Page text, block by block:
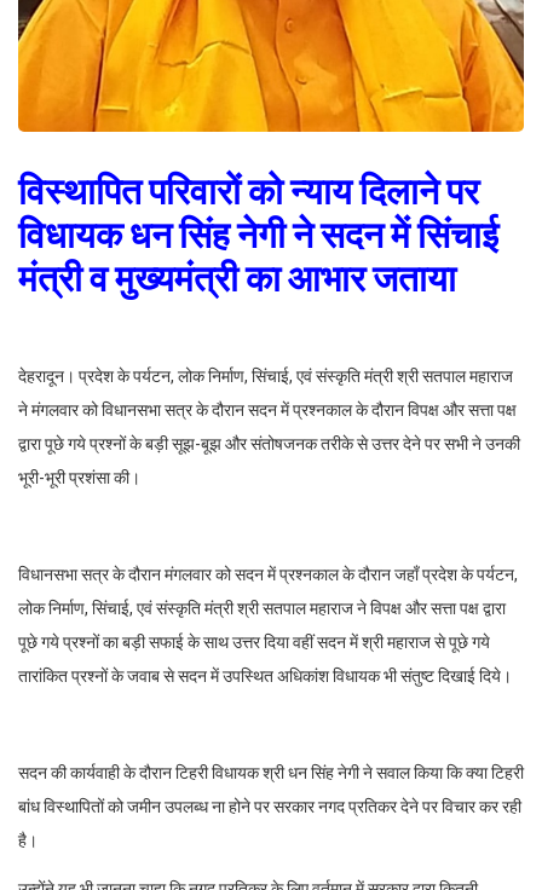
विस्थापित परिवारों को न्याय दिलाने पर
विधायक धन सिंह नेगी ने सदन में सिंचाई
मंत्री व मुख्यमंत्री का आभार जताया
देहरादून। प्रदेश के पर्यटन, लोक निर्माण, सिंचाई, एवं संस्कृति मंत्री श्री सतपाल महाराज
ने मंगलवार को विधानसभा सत्र के दौरान सदन में प्रश्नकाल के दौरान विपक्ष और सत्ता पक्ष
द्वारा पूछे गये प्रश्नों के बड़ी सूझ-बूझ और संतोषजनक तरीके से उत्तर देने पर सभी ने उनकी
भूरी-भूरी प्रशंसा की।
विधानसभा सत्र के दौरान मंगलवार को सदन में प्रश्नकाल के दौरान जहाँ प्रदेश के पर्यटन,
लोक निर्माण, सिंचाई, एवं संस्कृति मंत्री श्री सतपाल महाराज ने विपक्ष और सत्ता पक्ष द्वारा
पूछे गये प्रश्नों का बड़ी सफाई के साथ उत्तर दिया वहीं सदन में श्री महाराज से पूछे गये
तारांकित प्रश्नों के जवाब से सदन में उपस्थित अधिकांश विधायक भी संतुष्ट दिखाई दिये।
सदन की कार्यवाही के दौरान टिहरी विधायक श्री धन सिंह नेगी ने सवाल किया कि क्या टिहरी
बांध विस्थापितों को जमीन उपलब्ध ना होने पर सरकार नगद प्रतिकर देने पर विचार कर रही
है।